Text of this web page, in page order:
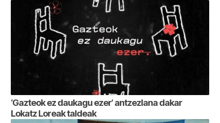
‘Gazteok ez daukagu ezer’ antzezlana dakar
Lokatz Loreak taldeak